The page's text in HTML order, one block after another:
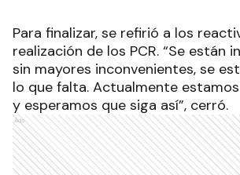
Para finalizar, se refirió a los
realización de los PCR. “Se están
sin mayores inconvenientes, se
lo que falta. Actualmente
y esperamos que siga así”, cerró.
Ads